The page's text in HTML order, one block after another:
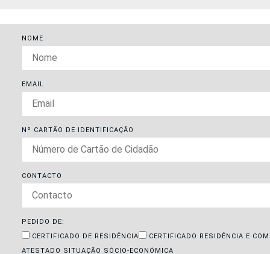
NOME
EMAIL
Nº CARTÃO DE IDENTIFICAÇÃO
CONTACTO
PEDIDO DE:
CERTIFICADO DE RESIDÊNCIA
CERTIFICADO RESIDÊNCIA E
ATESTADO SITUAÇÃO SÓCIO-ECONÓMICA